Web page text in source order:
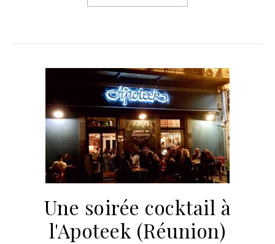
Une soirée cocktail à
l'Apoteek (Réunion)